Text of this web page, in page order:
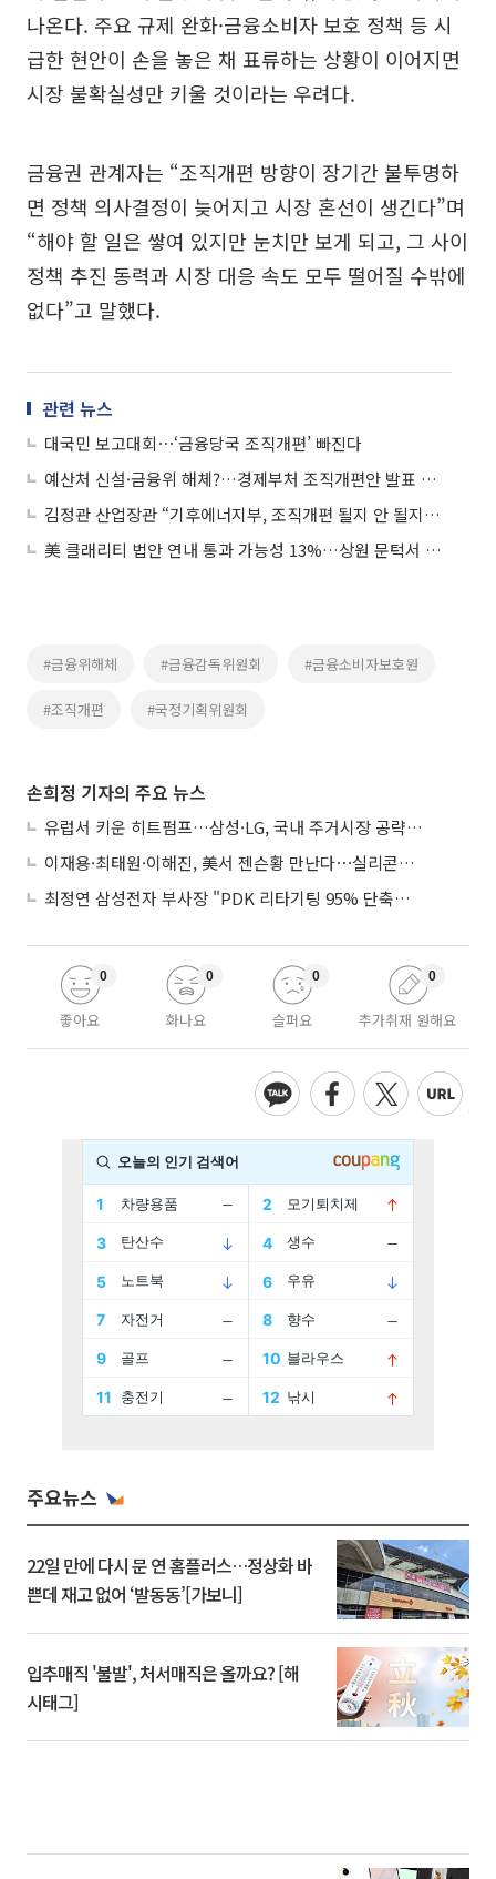
나온다. 주요 규제 완화·금융소비자 보호 정책 등 시
급한 현안이 손을 놓은 채 표류하는 상황이 이어지면
시장 불확실성만 키울 것이라는 우려다.
금융권 관계자는 “조직개편 방향이 장기간 불투명하
면 정책 의사결정이 늦어지고 시장 혼선이 생긴다”며
“해야 할 일은 쌓여 있지만 눈치만 보게 되고, 그 사이
정책 추진 동력과 시장 대응 속도 모두 떨어질 수밖에
없다”고 말했다.
관련 뉴스
대국민 보고대회⋯‘금융당국 조직개편’ 빠진다
예산처 신설·금융위 해체?…경제부처 조직개편안 발표 초읽기
김정관 산업장관 “기후에너지부, 조직개편 될지 안 될지부터 논의 중"
美 클래리티 법안 연내 통과 가능성 13%…상원 문턱서 제동
#금융위해체 #금융감독위원회 #금융소비자보호원
#조직개편 #국정기획위원회
손희정 기자의 주요 뉴스
유럽서 키운 히트펌프…삼성·LG, 국내 주거시장 공략 ‘속도’
이재용·최태원·이해진, 美서 젠슨황 만난다⋯실리콘밸리 집결하는 AI리더
최정연 삼성전자 부사장 "PDK 리타기팅 95% 단축…에이전트 AI 시범 활용"
좋아요
0
화나요
0
슬퍼요
0
추가취재 원해요
0
주요뉴스
22일 만에 다시 문 연 홈플러스…정상화 바
쁜데 재고 없어 ‘발동동’[가보니]
입추매직 '불발', 처서매직은 올까요? [해
시태그]